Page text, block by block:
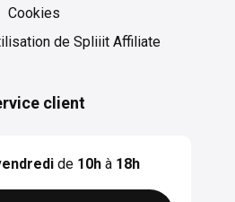
Cookies
de Spliiit Affiliate
client
de 10hà 18h